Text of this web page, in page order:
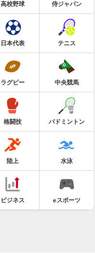
高校野球 侍ジャパン
日本代表 テニス
ラグビー 中央競馬
格闘技 バドミントン
陸上 水泳
ビジネス eスポーツ